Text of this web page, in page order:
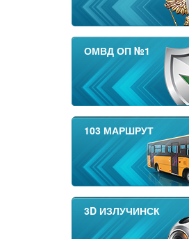
ОМВД ОП №1
103 МАРШРУТ
3D ИЗЛУЧИНСК